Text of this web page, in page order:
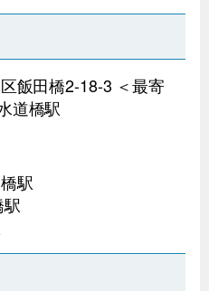
飯田橋2-18-3 ＜最寄
道橋駅
駅